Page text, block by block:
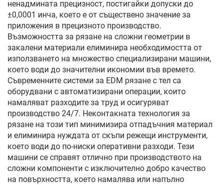
ненадмината прецизност, постигайки допуски до
±0,0001 инча, което е от съществено значение за
приложения в прецизното производство.
Възможността за рязане на сложни геометрии в
закалени материали елиминира необходимостта от
използването на множество специализирани машини,
което води до значителни икономии във времето.
Съвременните системи за EDM рязане с тел са
оборудвани с автоматизирани операции, които
намаляват разходите за труд и осигуряват
производство 24/7. Неконтакната технология за
рязане на този тип минимизира отпадъчния материал
и елиминира нуждата от скъпи режещи инструменти,
което води до по-ниски оперативни разходи. Тези
машини се справят отлично при производството на
сложни компоненти с изключително добро качество
на повърхността, което намалява или напълно